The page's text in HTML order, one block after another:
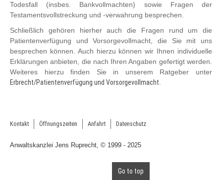
Todesfall (insbes. Bankvollmachten) sowie Fragen der
Testamentsvollstreckung und -verwahrung besprechen.
Schließlich gehören hierher auch die Fragen rund um die
Patientenverfügung und Vorsorgevollmacht, die Sie mit uns
besprechen können. Auch hierzu können wir Ihnen individuelle
Erklärungen anbieten, die nach Ihren Angaben gefertigt werden.
Weiteres hierzu finden Sie in unserem Ratgeber unter
Erbrecht/Patientenverfügung und Vorsorgevollmacht
Kontakt Öffnungszeiten Anfahrt Datenschutz
Anwaltskanzlei Jens Ruprecht, © 1999 - 2025
Go to top